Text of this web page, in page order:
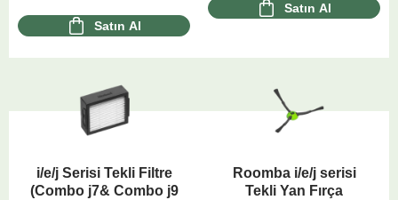
Satın Al
Satın Al
i/e/j Serisi Tekli Filtre
(Combo j7& Combo j9
Roomba i/e/j serisi
Tekli Yan Fırça